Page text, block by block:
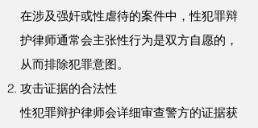
在涉及强奸或性虐待的案件中，性犯罪辩
护律师通常会主张性行为是双方自愿的，
从而排除犯罪意图。
攻击证据的合法性
性犯罪辩护律师会详细审查警方的证据获